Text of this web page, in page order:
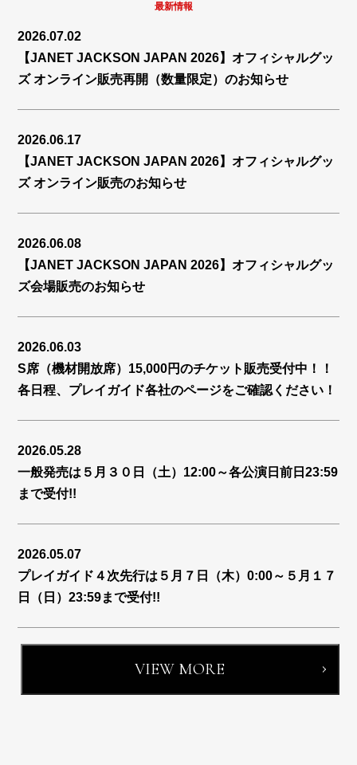
最新情報
2026.07.02
【JANET JACKSON JAPAN 2026】オフィシャルグッ
ズ オンライン販売再開（数量限定）のお知らせ
2026.06.17
【JANET JACKSON JAPAN 2026】オフィシャルグッ
ズ オンライン販売のお知らせ
2026.06.08
【JANET JACKSON JAPAN 2026】オフィシャルグッ
ズ会場販売のお知らせ
2026.06.03
S席（機材開放席）15,000円のチケット販売受付中！！
各日程、プレイガイド各社のページをご確認ください！
2026.05.28
一般発売は５月３０日（土）12:00～各公演日前日23:59
まで受付!!
2026.05.07
プレイガイド４次先行は５月７日（木）0:00～５月１７
日（日）23:59まで受付!!
VIEW MORE